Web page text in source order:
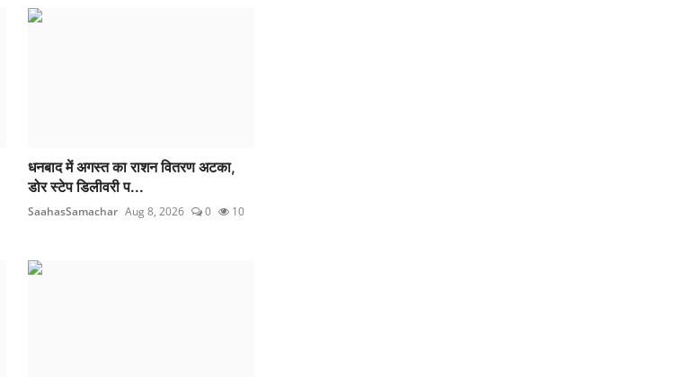
धनबाद में अगस्त का राशन वितरण अटका,
डोर स्टेप डिलीवरी प...
SaahasSamachar Aug 8, 2026 0 10